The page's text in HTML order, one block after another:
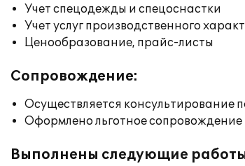
Учет спецодежды и спецоснастки
Учет услуг производственного
Ценообразование, прайс-листы
Сопровождение:
Осуществляется консультирование
Оформлено льготное
Выполнены следующие